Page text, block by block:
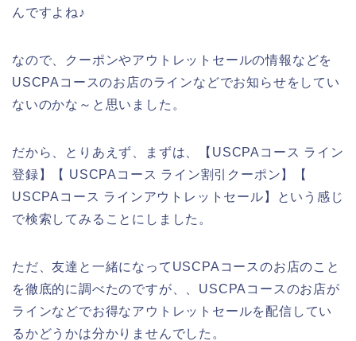
んですよね♪
なので、クーポンやアウトレットセールの情報などを
USCPAコースのお店のラインなどでお知らせをしてい
ないのかな～と思いました。
だから、とりあえず、まずは、【USCPAコース ライン
登録】【 USCPAコース ライン割引クーポン】【
USCPAコース ラインアウトレットセール】という感じ
で検索してみることにしました。
ただ、友達と一緒になってUSCPAコースのお店のこと
を徹底的に調べたのですが、、USCPAコースのお店が
ラインなどでお得なアウトレットセールを配信してい
るかどうかは分かりませんでした。